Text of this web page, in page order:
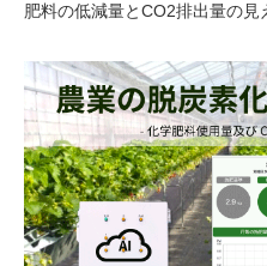
肥料の低減量とCO2排出量の見